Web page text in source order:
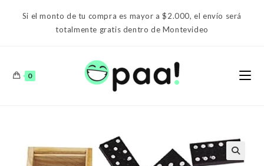
Si el monto de tu compra es mayor a $2.000, el envío será
totalmente gratis dentro de Montevideo
0